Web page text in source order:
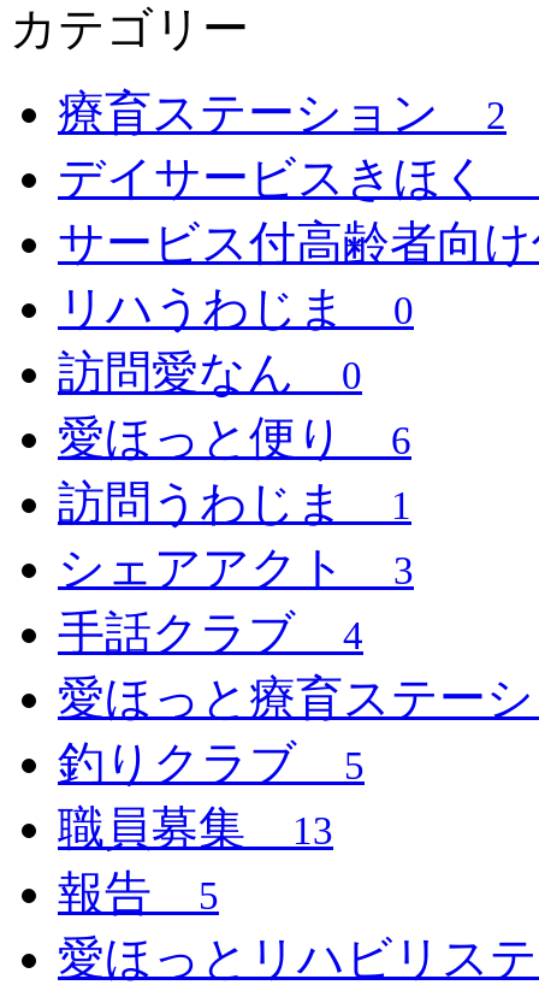
カテゴリー
療育ステーション
2
デイサービスきほく
サービス付高齢者向
リハうわじま
0
訪問愛なん 0
愛ほっと便り 6
訪問うわじま 1
シェアアクト 3
手話クラブ 4
愛ほっと療育ステー
釣りクラブ
5
職員募集 13
報告 5
愛ほっとリハビリス